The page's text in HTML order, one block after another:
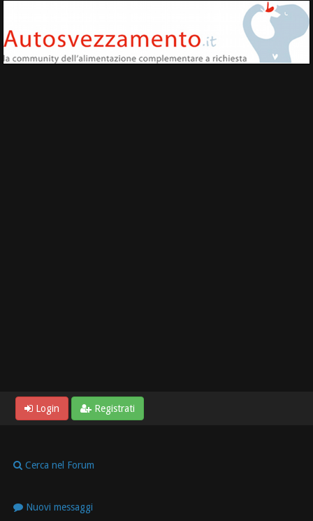
Login Registrati
Cerca nel Forum
Nuovi messaggi